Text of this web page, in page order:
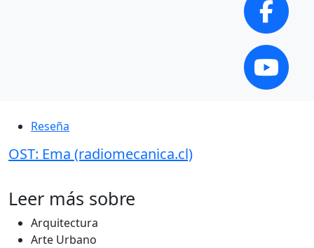
Reseña
OST: Ema (radiomecanica.cl)
Leer más sobre
Arquitectura
Arte Urbano